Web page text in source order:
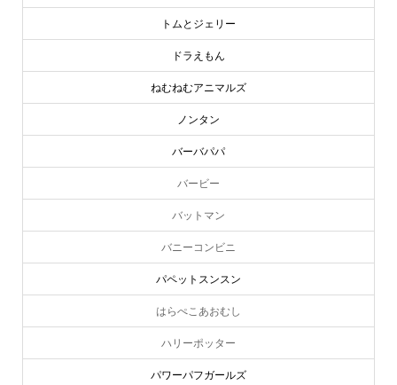
トムとジェリー
ドラえもん
ねむねむアニマルズ
ノンタン
バーバパパ
バービー
バットマン
バニーコンビニ
パペットスンスン
はらぺこあおむし
ハリーポッター
パワーパフガールズ